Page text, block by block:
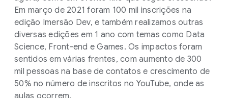
Em março de 2021 foram 100 mil inscrições na
edição Imersão Dev, e também realizamos outras
diversas edições em 1 ano com temas como Data
Science, Front-end e Games. Os impactos foram
sentidos em várias frentes, com aumento de 300
mil pessoas na base de contatos e crescimento de
50% no número de inscritos no YouTube, onde as